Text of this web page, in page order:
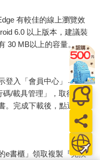
有較佳的線上瀏覽效
6.0 以上版本，建議裝
30 MB以上的容量。
登入「會員中心」→「我
/載具管理」，取得通行
完成下載後，點選任一
e書櫃」領取複製『兌換